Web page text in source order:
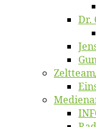
Dr.
Zelt­team